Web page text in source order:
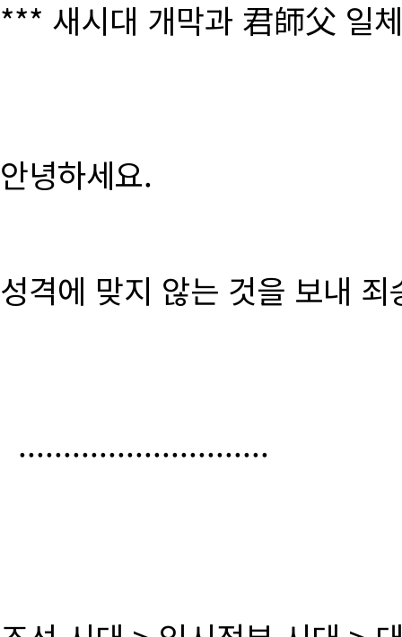
*** 새시대 개막과 君師父 일
안녕하세요.
성격에 맞지 않는 것을 보내
............................